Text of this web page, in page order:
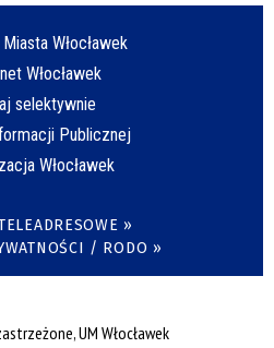
Włocławek
Włocławek
selektywnie
Publicznej
Włocławek
»
/ RODO »
UM Włocławek